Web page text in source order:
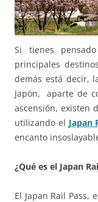
Si tienes
principales
demás está decir,
Japón, aparte de
ascensión, existen
utilizando el Japan
encanto
¿Qué es el Japan
El Japan Rail